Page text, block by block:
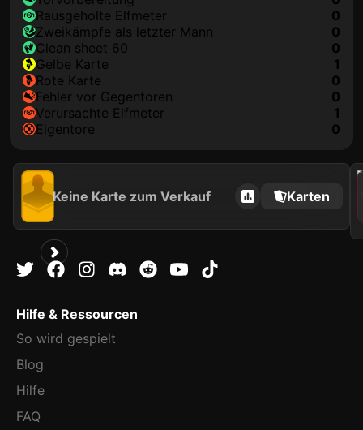
rausgeholte Elfmeter
0
Zweikämpfe als letzter Mann
0
clean sheet 60
0
gelbe Karte
1
rote Karte
0
Fehler vor Gegentoren
0
Verursachte Elfmeter
1
Eigentore
0
Keine Karte zum Verkauf Karten
2021
Hilfe & Ressourcen
So wird gespielt
Blog
Hilfe
FAQ